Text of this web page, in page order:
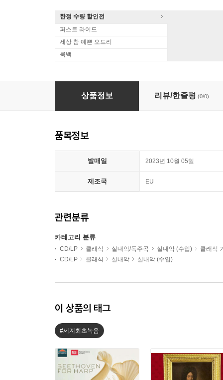
한정 수량 할인전
퍼스트 라이드
세상 참 예쁜 오드리
룩백
Mela Guitar Quartet 앤서니 버지스: 기타 사
상품정보 리뷰/한줄평 (0/0)
품목정보
발매일 2023년 10월 05일
제조국 EU
관련분류
카테고리 분류
CD/LP 클래식 실내악/독주곡 실내악 (수입)
클래식
CD/LP
클래식 실내악 실내악 (수입)
이 상품의 태그
#세계최초녹음